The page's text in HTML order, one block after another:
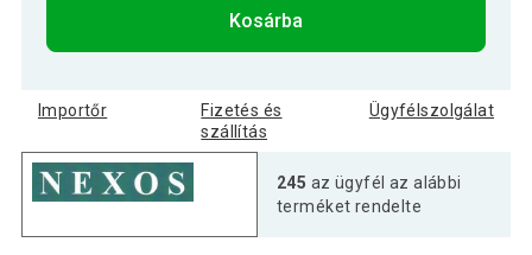
Kosárba
Importőr
Fizetés és
szállítás
Ügyfélszolgálat
245 az ügyfél az alábbi
terméket rendelte